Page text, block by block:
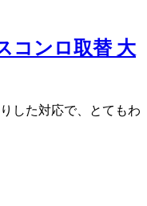
コンロ取替 大
した対応で、とてもわ